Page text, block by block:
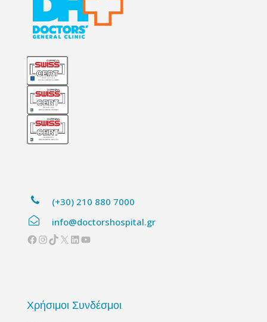
(+30) 210 880 7000
info@doctorshospital.gr
Facebook
Instagram
TikTok
X Linkedin
YouTube
Χρήσιμοι Συνδέσμοι